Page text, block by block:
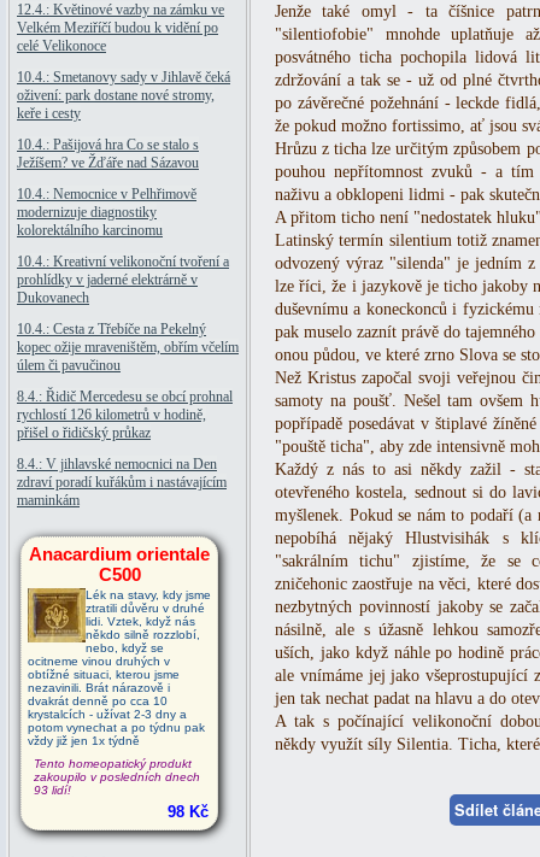
12.4.: Květinové vazby na zámku ve
Velkém Meziříčí budou k vidění po
celé Velikonoce
10.4.: Smetanovy sady v Jihlavě čeká
oživení: park dostane nové stromy,
keře i cesty
10.4.: Pašijová hra Co se stalo s
Ježíšem? ve Žďáře nad Sázavou
10.4.: Nemocnice v Pelhřimově
modernizuje diagnostiky
kolorektálního karcinomu
10.4.: Kreativní velikonoční tvoření a
prohlídky v jaderné elektrárně v
Dukovanech
10.4.: Cesta z Třebíče na Pekelný
kopec ožije mraveništěm, obřím včelím
úlem či pavučinou
8.4.: Řidič Mercedesu se obcí prohnal
rychlostí 126 kilometrů v hodině,
přišel o řidičský průkaz
8.4.: V jihlavské nemocnici na Den
zdraví poradí kuřákům i nastávajícím
maminkám
Anacardium orientale
C500
Lék na stavy, kdy jsme
ztratili důvěru v druhé
lidi. Vztek, když nás
někdo silně rozzlobí,
nebo, když se
ocitneme vinou druhých v
obtížné situaci, kterou jsme
nezavinili. Brát nárazově i
dvakrát denně po cca 10
krystalcích - užívat 2-3 dny a
potom vynechat a po týdnu pak
vždy již jen 1x týdně
Tento homeopatický produkt
zakoupilo v posledních dnech
93 lidí!
98 Kč
Jenže také omyl - ta číšnice
"silentiofobie" mnohde uplatňuje
posvátného ticha pochopila lidová
zdržování a tak se - už od plné
po závěrečné požehnání - leckde
že pokud možno fortissimo, ať jsou
Hrůzu z ticha lze určitým způsobem
pouhou nepřítomnost zvuků - a tím
naživu a obklopeni lidmi - pak
A přitom ticho není "nedostatek
Latinský termín silentium totiž
odvozený výraz "silenda" je jedním
lze říci, že i jazykově je ticho jakoby
duševnímu a koneckonců i
pak muselo zaznít právě do
onou půdou, ve které zrno Slova se
Než Kristus započal svoji veřejnou
samoty na poušť. Nešel tam ovšem
popřípadě posedávat v štiplavé
"pouště ticha", aby zde intensivně
Každý z nás to asi někdy zažil -
otevřeného kostela, sednout si do
myšlenek. Pokud se nám to podaří
nepobíhá nějaký Hlustvisihák s
"sakrálním tichu" zjistíme, že se
zničehonic zaostřuje na věci, které
nezbytných povinností jakoby se
násilně, ale s úžasně lehkou
uších, jako když náhle po hodině
ale vnímáme jej jako všeprostupující
jen tak nechat padat na hlavu a do
A tak s počínající velikonoční
někdy využít síly Silentia. Ticha,
Sdílet